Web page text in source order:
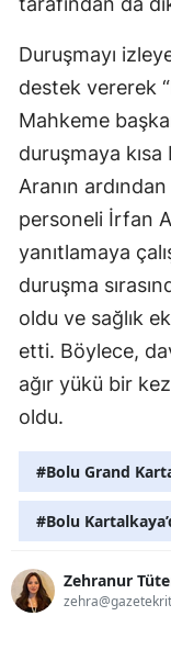
Duruşmayı
destek vererek
Mahkeme
duruşmaya
Aranın
personeli İrfan
yanıtlamaya
duruşma
oldu ve sağlık
etti. Böylece,
ağır yükü bir
oldu.
#Bolu Grand
#Bolu
Zehranur